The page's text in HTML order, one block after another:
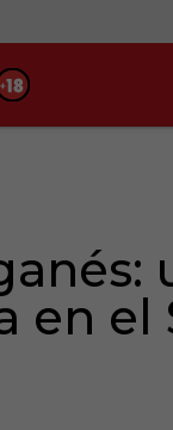
en el